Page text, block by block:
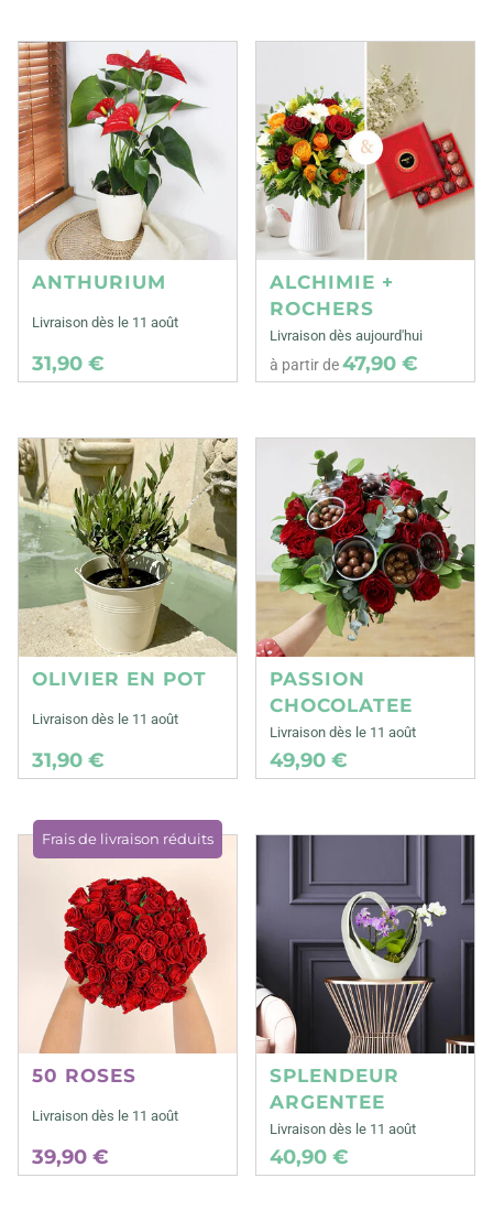
ANTHURIUM
Livraison dès le 11 août
31,90 €
ALCHIMIE +
ROCHERS
Livraison dès aujourd'hui
à partir de47,90 €
OLIVIER EN POT
Livraison dès le 11 août
31,90 €
PASSION
CHOCOLATEE
Livraison dès le 11 août
49,90 €
Frais de livraison réduits
50 ROSES
Livraison dès le 11 août
39,90 €
SPLENDEUR
ARGENTEE
Livraison dès le 11 août
40,90 €